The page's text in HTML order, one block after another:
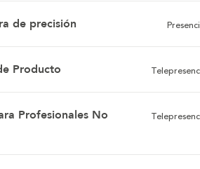
de precisión
Producto
Profesionales No